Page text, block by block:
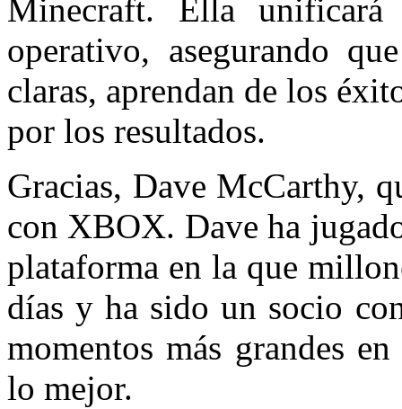
Minecraft. Ella
operativo, asegurando
claras, aprendan de los
por los resultados.
Gracias, Dave McCarthy,
con XBOX. Dave ha
plataforma en la que
días y ha sido un socio
momentos más grandes
lo mejor.